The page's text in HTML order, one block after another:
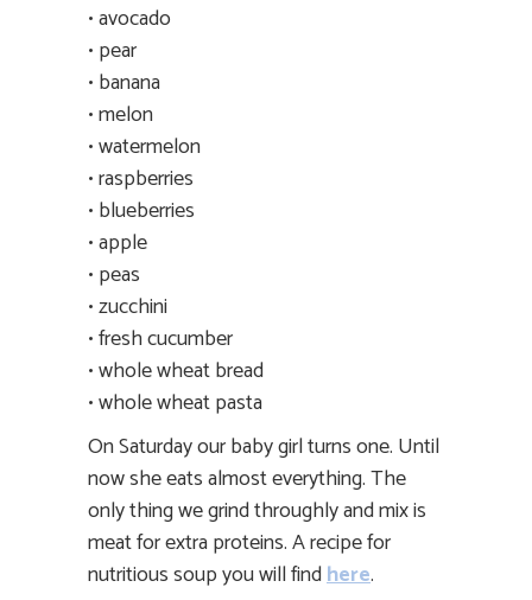
•avocado
• pear
• banana
•melon
•watermelon
•raspberries
• blueberries
•apple
• peas
•zucchini
•fresh cucumber
•wholewheatbread
•whole wheatpasta
On Saturday our baby girl turns one. Until
now she eats almost everything. The
only thing we grind throughly and mix is
meat for extra proteins. A recipe for
nutritious soup you will findhere.